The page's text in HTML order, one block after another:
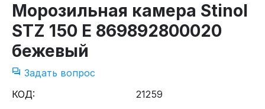
Морозильная камера Stinol
STZ 150 E 869892800020
бежевый
Задать вопрос
КОД:
21259